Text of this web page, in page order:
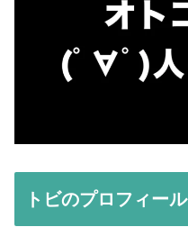
トビのプロフィール